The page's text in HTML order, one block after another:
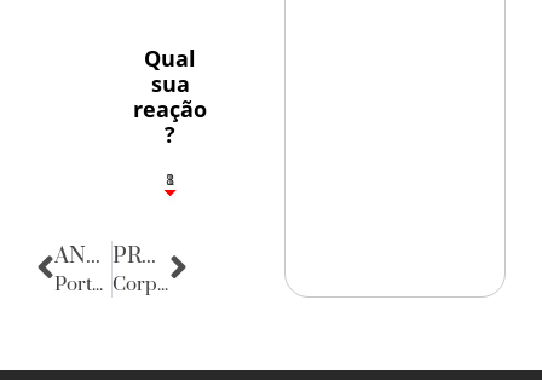
Qual
sua
reação
?
1
8
ANTERIOR
Porta Retratos
PRÓXIMA
Corpo Consular